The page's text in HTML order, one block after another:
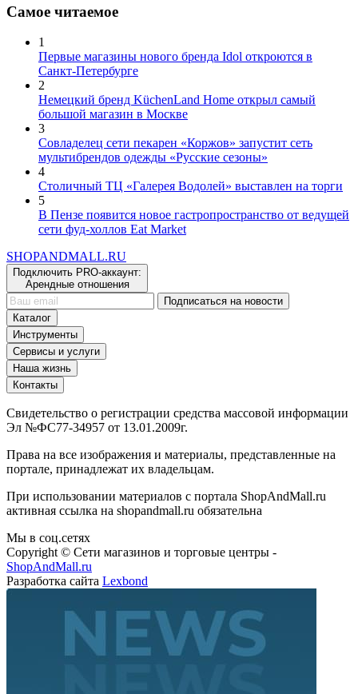
Первые магазины нового бренда Idol откроются в
Санкт-Петербурге
2
Немецкий бренд KüchenLand Home открыл самый
большой магазин в Москве
3
Совладелец сети пекарен «Коржов» запустит сеть
мультибрендов одежды «Русские сезоны»
4
Столичный ТЦ «Галерея Водолей» выставлен на торги
5
В Пензе появится новое гастропространство от ведущей
сети фуд-холлов Eat Market
Подключить PRO-аккаунт:
Арендные отношения
Каталог
Инструменты
Сервисы и услуги
Наша жизнь
Контакты
Эл №ФС77-34957 от 13.01.2009г.
портале, принадлежат их владельцам.
активная ссылка на shopandmall.ru обязательна
Copyright © Сети магазинов и торговые центры -
ShopAndMall.ru
Разработка сайта